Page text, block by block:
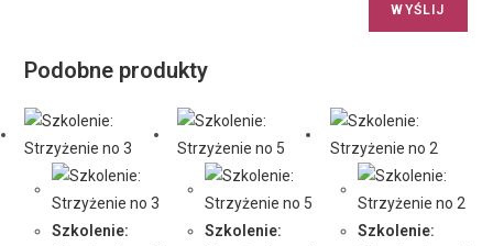
Podobne produkty
Szkolenie:
Szkolenie:
Szkolenie: